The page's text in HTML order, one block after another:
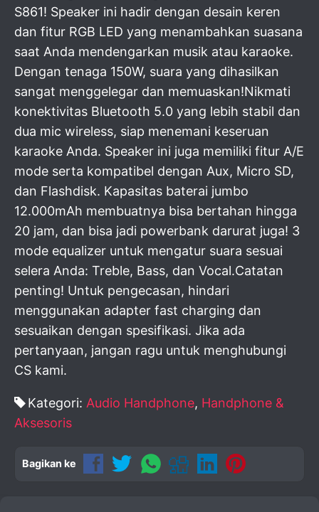
S861! Speaker ini hadir dengan desain keren
dan fitur RGB LED yang menambahkan suasana
saat Anda mendengarkan musik atau karaoke.
Dengan tenaga 150W, suara yang dihasilkan
sangat menggelegar dan memuaskan!Nikmati
konektivitas Bluetooth 5.0 yang lebih stabil dan
dua mic wireless, siap menemani keseruan
karaoke Anda. Speaker ini juga memiliki fitur A/E
mode serta kompatibel dengan Aux, Micro SD,
dan Flashdisk. Kapasitas baterai jumbo
12.000mAh membuatnya bisa bertahan hingga
20 jam, dan bisa jadi powerbank darurat juga! 3
mode equalizer untuk mengatur suara sesuai
selera Anda: Treble, Bass, dan Vocal.Catatan
penting! Untuk pengecasan, hindari
menggunakan adapter fast charging dan
sesuaikan dengan spesifikasi. Jika ada
pertanyaan, jangan ragu untuk menghubungi
CS kami.
Kategori: Audio Handphone, Handphone &
Aksesoris
Bagikan ke